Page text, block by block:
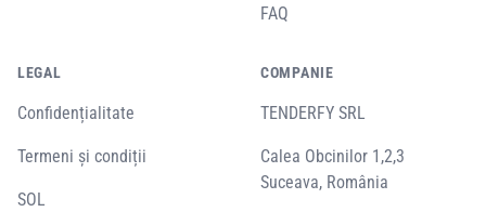
FAQ
LEGAL
Confidențialitate
Termeni și condiții
SOL
COMPANIE
TENDERFY SRL
Calea Obcinilor 1,2,3
Suceava, România